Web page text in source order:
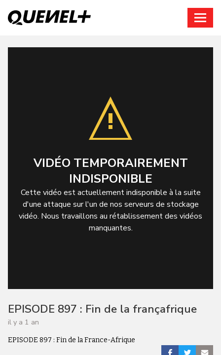
VIDÉO TEMPORAIREMENT
INDISPONIBLE
Cette vidéo est actuellement indisponible à la suite
d'une attaque sur l'un de nos serveurs de stockage
vidéo. Nous travaillons au rétablissement des vidéos
manquantes.
EPISODE 897 : Fin de la françafrique
il y a 1 an
EPISODE 897 : Fin de la France-Afrique